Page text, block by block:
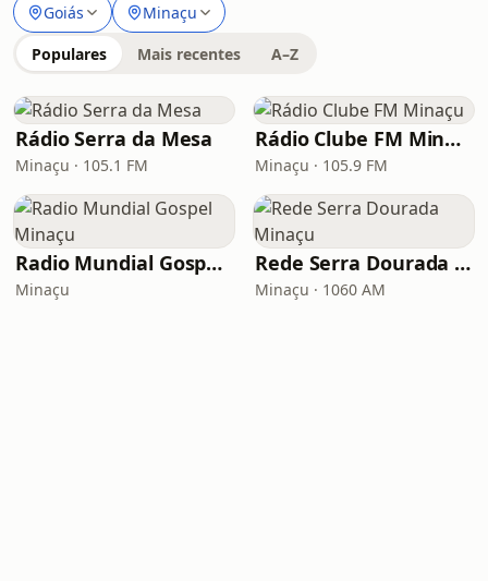
Goiás Minaçu
Populares Mais recentes A–Z
Rádio Serra da Mesa
Minaçu · 105.1 FM
Rádio Clube FM Minaçu
Minaçu · 105.9 FM
Radio Mundial Gospel Minaçu
Minaçu
Rede Serra Dourada Minaçu
Minaçu · 1060 AM